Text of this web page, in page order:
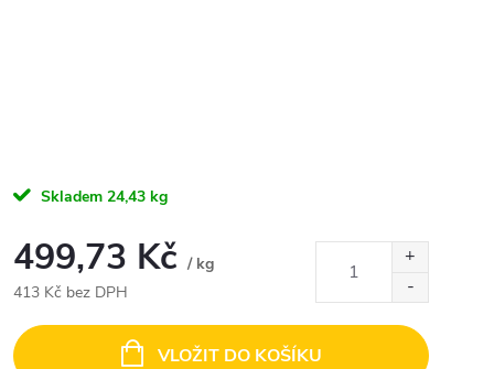
Skladem 24,43 kg
499,73 Kč / kg
413 Kč bez DPH
cena:
VLOŽIT DO KOŠÍKU